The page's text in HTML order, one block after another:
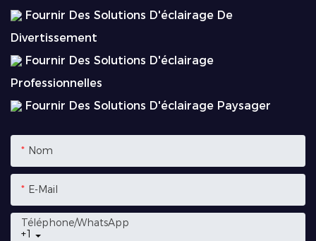
Fournir Des Solutions D'éclairage De
Divertissement
Fournir Des Solutions D'éclairage
Professionnelles
Fournir Des Solutions D'éclairage Paysager
Nom
E-Mail
+1
Téléphone/WhatsApp